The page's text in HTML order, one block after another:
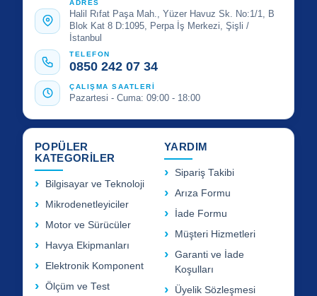
ADRES
Halil Rıfat Paşa Mah., Yüzer Havuz Sk. No:1/1, B
Blok Kat 8 D:1095, Perpa İş Merkezi, Şişli /
İstanbul
TELEFON
0850 242 07 34
ÇALIŞMA SAATLERİ
Pazartesi - Cuma: 09:00 - 18:00
POPÜLER
KATEGORİLER
Bilgisayar ve Teknoloji
Mikrodenetleyiciler
Motor ve Sürücüler
Havya Ekipmanları
Elektronik Komponent
Ölçüm ve Test
YARDIM
Sipariş Takibi
Arıza Formu
İade Formu
Müşteri Hizmetleri
Garanti ve İade
Koşulları
Üyelik Sözleşmesi